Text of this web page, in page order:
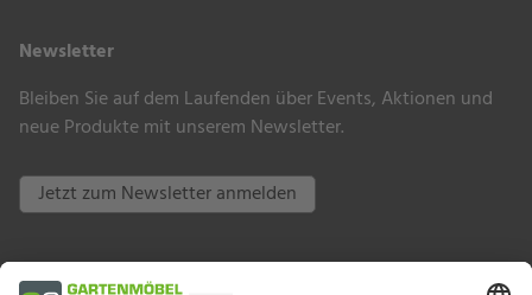
Newsletter
Bleiben Sie auf dem Laufenden über Events, Aktionen und
neue Produkte mit unserem Newsletter.
Jetzt zum Newsletter anmelden